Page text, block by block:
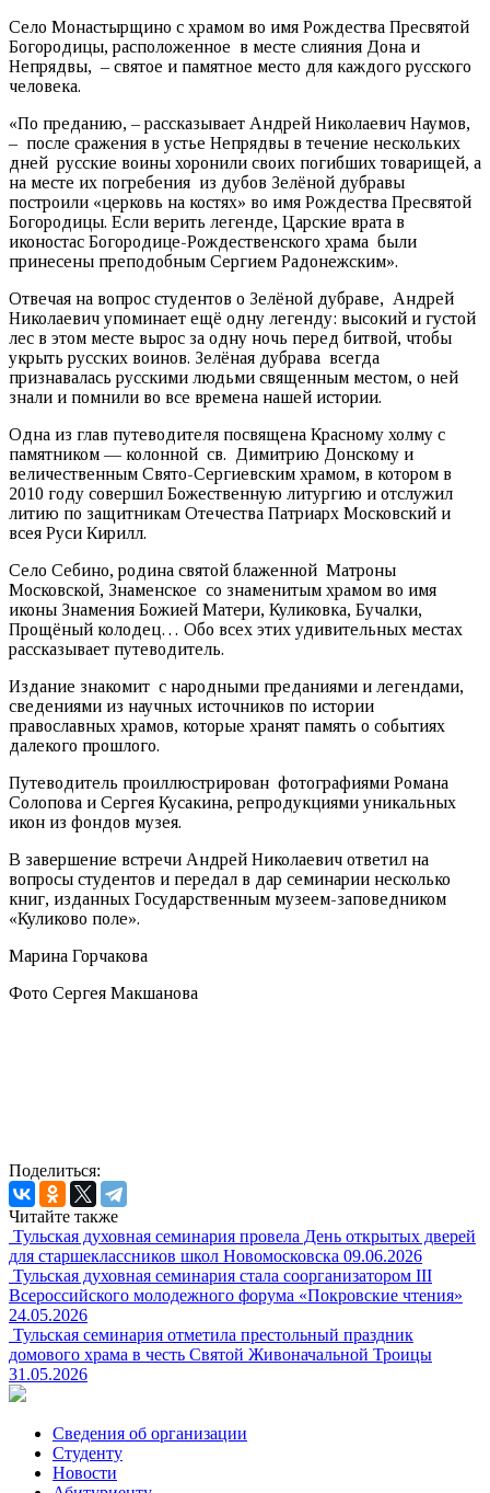
Село Монастырщино с храмом во имя Рождества Пресвятой
Богородицы, расположенное в месте слияния Дона и
Непрядвы, – святое и памятное место для каждого русского
человека.
«По преданию, – рассказывает Андрей Николаевич Наумов,
– после сражения в устье Непрядвы в течение нескольких
дней русские воины хоронили своих погибших товарищей, а
на месте их погребения из дубов Зелёной дубравы
построили «церковь на костях» во имя Рождества Пресвятой
Богородицы. Если верить легенде, Царские врата в
иконостас Богородице-Рождественского храма были
принесены преподобным Сергием Радонежским».
Отвечая на вопрос студентов о Зелёной дубраве, Андрей
Николаевич упоминает ещё одну легенду: высокий и густой
лес в этом месте вырос за одну ночь перед битвой, чтобы
укрыть русских воинов. Зелёная дубрава всегда
признавалась русскими людьми священным местом, о ней
знали и помнили во все времена нашей истории.
Одна из глав путеводителя посвящена Красному холму с
памятником — колонной св. Димитрию Донскому и
величественным Свято-Сергиевским храмом, в котором в
2010 году совершил Божественную литургию и отслужил
литию по защитникам Отечества Патриарх Московский и
всея Руси Кирилл.
Село Себино, родина святой блаженной Матроны
Московской, Знаменское со знаменитым храмом во имя
иконы Знамения Божией Матери, Куликовка, Бучалки,
Прощёный колодец… Обо всех этих удивительных местах
рассказывает путеводитель.
Издание знакомит с народными преданиями и легендами,
сведениями из научных источников по истории
православных храмов, которые хранят память о событиях
далекого прошлого.
Путеводитель проиллюстрирован фотографиями Романа
Солопова и Сергея Кусакина, репродукциями уникальных
икон из фондов музея.
В завершение встречи Андрей Николаевич ответил на
вопросы студентов и передал в дар семинарии несколько
книг, изданных Государственным музеем-заповедником
«Куликово поле».
Марина Горчакова
Фото Сергея Макшанова
Поделиться:
Читайте также
Тульская духовная семинария провела День открытых дверей
для старшеклассников школ Новомосковска 09.06.2026
Тульская духовная семинария стала соорганизатором III
Всероссийского молодежного форума «Покровские чтения»
24.05.2026
Тульская семинария отметила престольный праздник
домового храма в честь Святой Живоначальной Троицы
31.05.2026
Сведения об организации
Студенту
Новости